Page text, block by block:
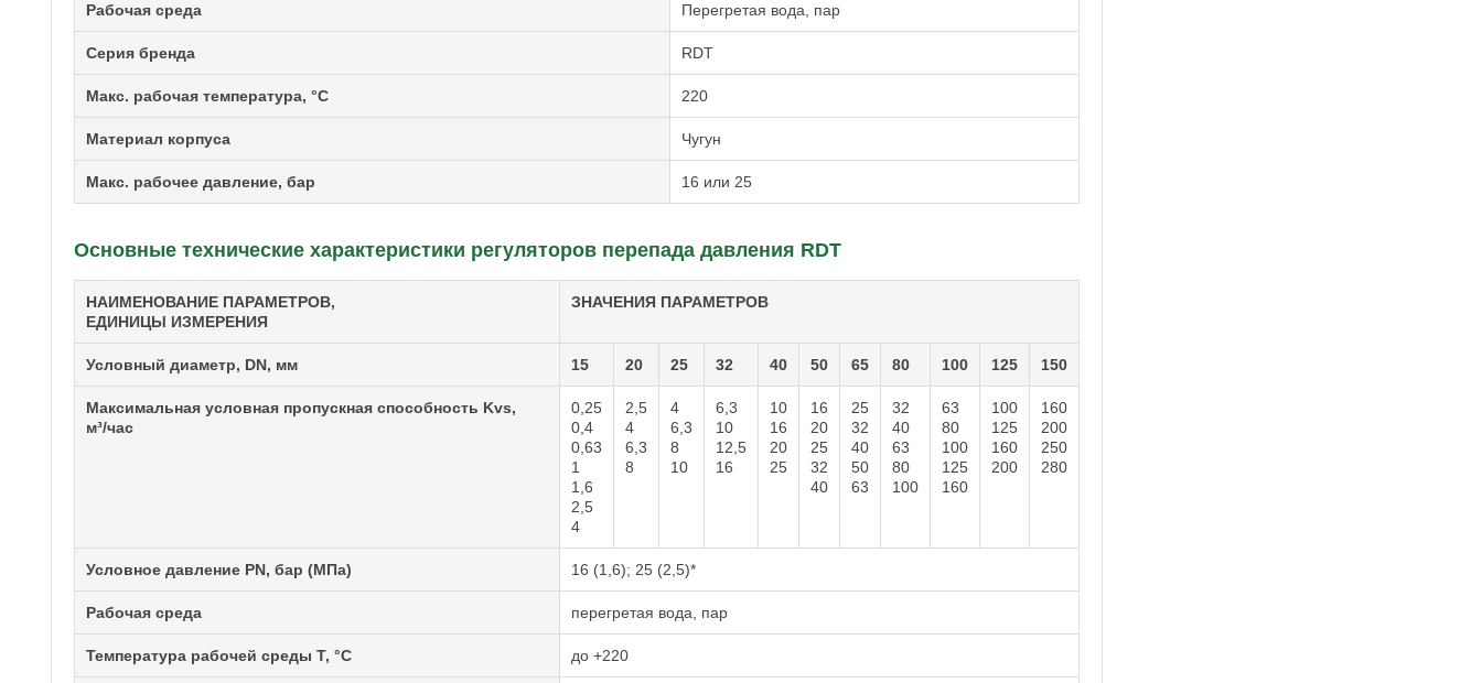
Рабочая среда Перегретая вода, пар
Серия бренда RDT
Макс. рабочая температура, °C 220
Материал корпуса Чугун
Макс. рабочее давление, бар 16 или 25
Основные технические характеристики регуляторов перепада давления RDT
НАИМЕНОВАНИЕ ПАРАМЕТРОВ,
ЕДИНИЦЫ ИЗМЕРЕНИЯ
ЗНАЧЕНИЯ ПАРАМЕТРОВ
Условный диаметр, DN, мм 15 20 25 32 40 50 65 80 100 125 150
Максимальная условная пропускная способность Kvs,
м³/час
0,25
0,4
0,63
1
1,6
2,5
4
2,5
4
6,3
8
4
6,3
8
10
6,3
10
12,5
16
10
16
20
25
16
20
25
32
40
25
32
40
50
63
32
40
63
80
100
63
80
100
125
160
100
125
160
200
160
200
250
280
Условное давление PN, бар (МПа) 16 (1,6); 25 (2,5)*
Рабочая среда перегретая вода, пар
Температура рабочей среды Т, °С до +220